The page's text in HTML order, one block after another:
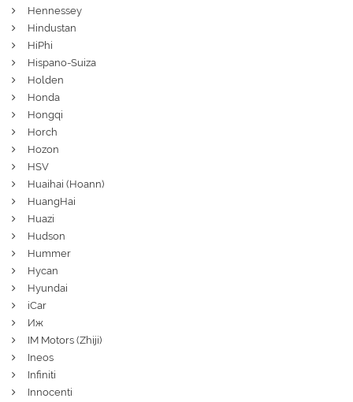
Hennessey
Hindustan
HiPhi
Hispano-Suiza
Holden
Honda
Hongqi
Horch
Hozon
HSV
Huaihai (Hoann)
HuangHai
Huazi
Hudson
Hummer
Hycan
Hyundai
iCar
Иж
IM Motors (Zhiji)
Ineos
Infiniti
Innocenti